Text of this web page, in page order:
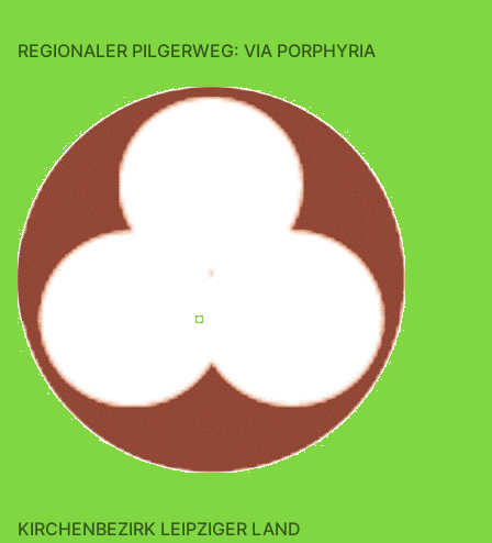
REGIONALER PILGERWEG: VIA PORPHYRIA
KIRCHENBEZIRK LEIPZIGER LAND